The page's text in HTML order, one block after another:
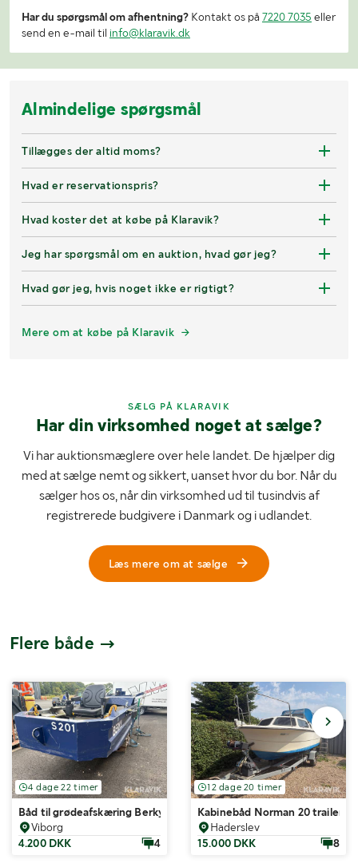
Har du spørgsmål om afhentning? Kontakt os på 7220 7035 eller
send en e-mail til info@klaravik.dk
Almindelige spørgsmål
Tillægges der altid moms?
Hvad er reservationspris?
Hvad koster det at købe på Klaravik?
Jeg har spørgsmål om en auktion, hvad gør jeg?
Hvad gør jeg, hvis noget ikke er rigtigt?
Mere om at købe på Klaravik
SÆLG PÅ KLARAVIK
Har din virksomhed noget at sælge?
Vi har auktionsmæglere over hele landet. De hjælper dig
med at sælge nemt og sikkert, uanset hvor du bor. Når du
sælger hos os, når din virksomhed ud til tusindvis af
registrerede budgivere i Danmark og i udlandet.
Læs mere om at sælge
Flere både
4 dage 22 timer
Båd til grødeafskæring Berky Mähboot 6100
Viborg
4.200 DKK
4
12 dage 20 timer
Kabinebåd Norman 20 trailer
Haderslev
15.000 DKK
8